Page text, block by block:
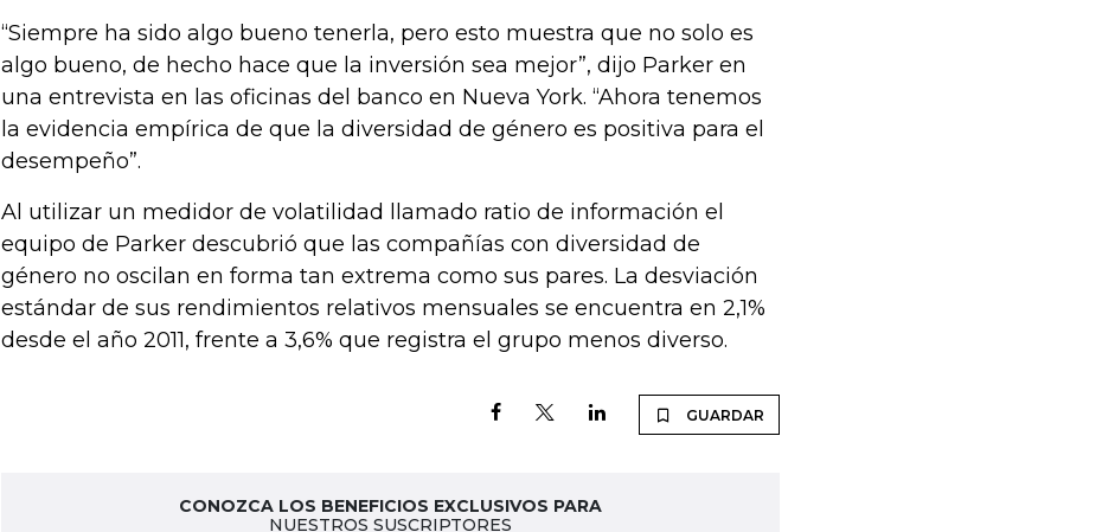
“Siempre ha sido algo bueno tenerla, pero esto muestra que no solo es
algo bueno, de hecho hace que la inversión sea mejor”, dijo Parker en
una entrevista en las oficinas del banco en Nueva York. “Ahora tenemos
la evidencia empírica de que la diversidad de género es positiva para el
desempeño”.
Al utilizar un medidor de volatilidad llamado ratio de información el
equipo de Parker descubrió que las compañías con diversidad de
género no oscilan en forma tan extrema como sus pares. La desviación
estándar de sus rendimientos relativos mensuales se encuentra en 2,1%
desde el año 2011, frente a 3,6% que registra el grupo menos diverso.
GUARDAR
CONOZCA LOS BENEFICIOS EXCLUSIVOS PARA
NUESTROS SUSCRIPTORES